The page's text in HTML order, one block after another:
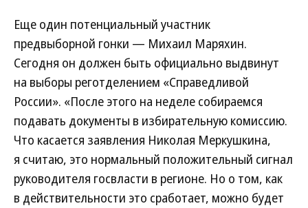
Еще один потенциальный участник
предвыборной гонки — Михаил Маряхин.
Сегодня он должен быть официально выдвинут
на выборы реготделением «Справедливой
России». «После этого на неделе собираемся
подавать документы в избирательную комиссию.
Что касается заявления Николая Меркушкина,
я считаю, это нормальный положительный сигнал
руководителя госвласти в регионе. Но о том, как
в действительности это сработает, можно будет